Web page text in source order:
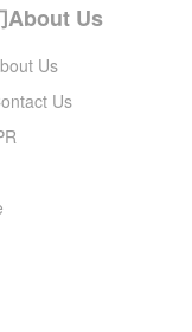
About Us
Us
Us